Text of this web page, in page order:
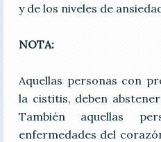
y de los niveles de
NOTA:
Aquellas personas con
la cistitis, deben
También aquellas
enfermedades del